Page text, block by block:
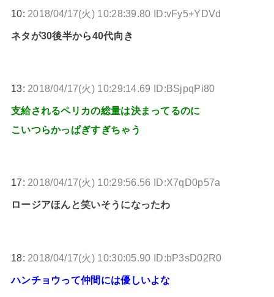
10: 2018/04/17(火) 10:28:39.80 ID:vFy5+YDVd
ネタが30後半から40代向き
13: 2018/04/17(火) 10:29:14.69 ID:BSjpqPi80
支給されるペリカの総量は決まってるのに
こいつらかっぱぎすぎちゃう
17: 2018/04/17(火) 10:29:56.56 ID:X7qD0p57a
ロージアほんと笑いそうになったわ
18: 2018/04/17(火) 10:30:05.90 ID:bP3sD02R0
ハンチョウって仲間には優しいよな